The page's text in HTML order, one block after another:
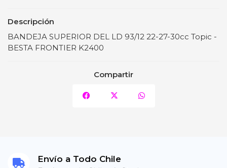
Descripción
BANDEJA SUPERIOR DEL LD 93/12 22-27-30cc Topic -
BESTA FRONTIER K2400
Compartir
Envío a Todo Chile